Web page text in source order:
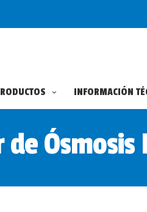
INFORMACIÓN
Ósmosis